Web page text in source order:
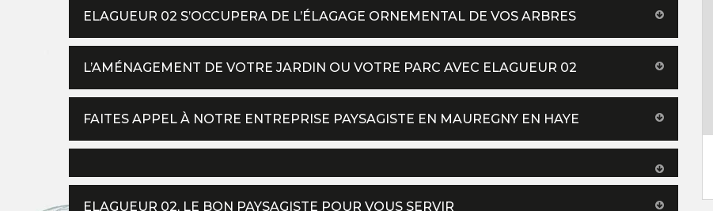
ELAGUEUR 02 S’OCCUPERA DE L’ÉLAGAGE ORNEMENTAL DE VOS ARBRES
L’AMÉNAGEMENT DE VOTRE JARDIN OU VOTRE PARC AVEC ELAGUEUR 02
FAITES APPEL À NOTRE ENTREPRISE PAYSAGISTE EN MAUREGNY EN HAYE
ELAGUEUR 02, LE BON PAYSAGISTE POUR VOUS SERVIR